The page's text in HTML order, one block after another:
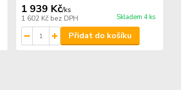
1 939 Kč/ks
1 602 Kč bez DPH Skladem 4 ks
Přidat do košíku